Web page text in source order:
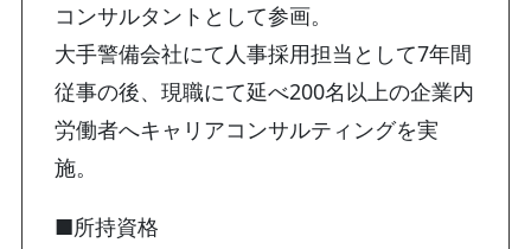
コンサルタントとして参画。
大手警備会社にて人事採用担当として7年間
従事の後、現職にて延べ200名以上の企業内
労働者へキャリアコンサルティングを実
施。
■所持資格